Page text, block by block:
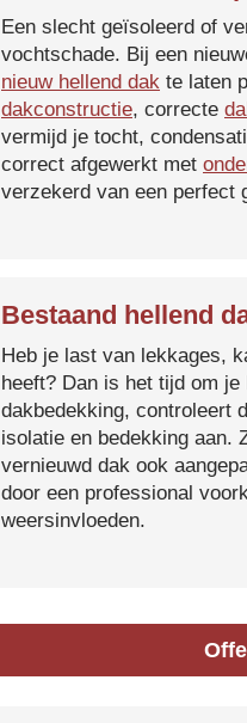
Een slecht geïsoleerd of
vochtschade. Bij een
nieuw hellend dak te laten
dakconstructie, correcte
vermijd je tocht,
correct afgewerkt met
verzekerd van een perfect
Bestaand hellend
Heb je last van lekkages,
heeft? Dan is het tijd om
dakbedekking, controleert
isolatie en bedekking aan.
vernieuwd dak ook
door een professional
weersinvloeden.